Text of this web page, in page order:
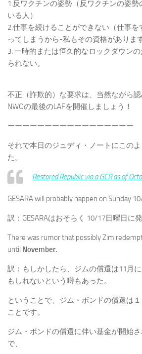
1.反ワクチンの姿勢（反ワクチンの姿
いる人）
2.仕事を続けることができない（仕事
ってしまうから-私もその資格があります
3. 一時的または恒久的なロックダウン
られない。
不正（詐欺的）な要求は、当然ながら認
NWOの最後のLAFを開催しましょう！
ーーーーーーーーーーーーーーーーー
それで本日のジュディ・ノートにこの
た。
Restored Republic via a GCR as of
GESARA will probably happen on Sunday
訳：GESARAはおそらく 10/17日曜日に
There was rumor that possibly Zim
until November.
訳：もしかしたら、ジムの償還は11月
もしれないという噂もあった。
ということで、ジム・ボンドの償還は
ことです。
ジム・ボンドの償還に伴い基金が開始
で、